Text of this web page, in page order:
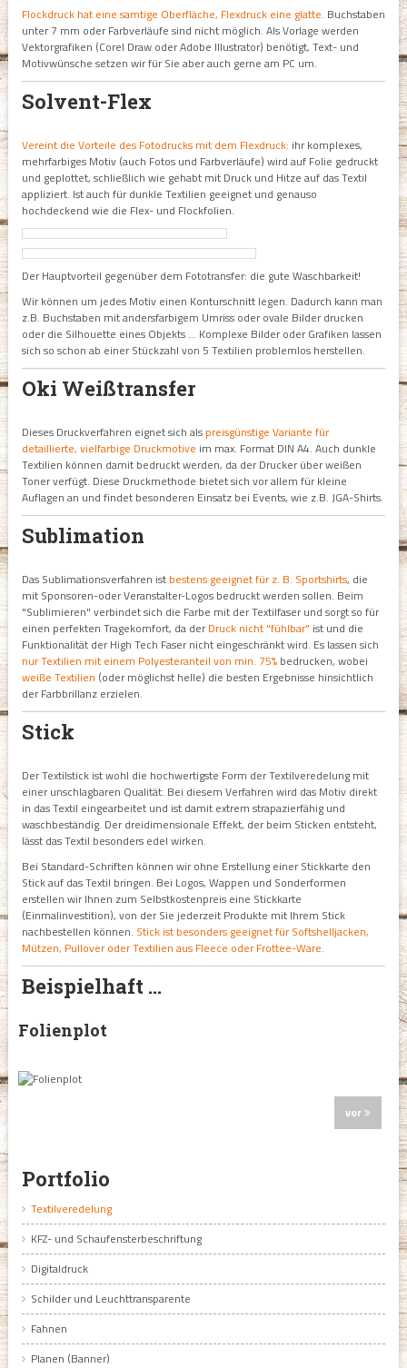
Flockdruck hat eine samtige Oberfläche, Flexdruck eine glatte. Buchstaben
unter 7 mm oder Farbverläufe sind nicht möglich. Als Vorlage werden
Vektorgrafiken (Corel Draw oder Adobe Illustrator) benötigt, Text- und
Motivwünsche setzen wir für Sie aber auch gerne am PC um.
Solvent-Flex
Vereint die Vorteile des Fotodrucks mit dem Flexdruck: ihr komplexes,
mehrfarbiges Motiv (auch Fotos und Farbverläufe) wird auf Folie gedruckt
und geplottet, schließlich wie gehabt mit Druck und Hitze auf das Textil
appliziert. Ist auch für dunkle Textilien geeignet und genauso
hochdeckend wie die Flex- und Flockfolien.
Der Hauptvorteil gegenüber dem Fototransfer: die gute Waschbarkeit!
Wir können um jedes Motiv einen Konturschnitt legen. Dadurch kann man
z.B. Buchstaben mit andersfarbigem Umriss oder ovale Bilder drucken
oder die Silhouette eines Objekts ... Komplexe Bilder oder Grafiken lassen
sich so schon ab einer Stückzahl von 5 Textilien problemlos herstellen.
Oki Weißtransfer
Dieses Druckverfahren eignet sich als preisgünstige Variante für
detaillierte, vielfarbige Druckmotive im max. Format DIN A4. Auch dunkle
Textilien können damit bedruckt werden, da der Drucker über weißen
Toner verfügt. Diese Druckmethode bietet sich vor allem für kleine
Auflagen an und findet besonderen Einsatz bei Events, wie z.B. JGA-Shirts.
Sublimation
Das Sublimationsverfahren ist bestens geeignet für z. B. Sportshirts, die
mit Sponsoren-oder Veranstalter-Logos bedruckt werden sollen. Beim
"Sublimieren" verbindet sich die Farbe mit der Textilfaser und sorgt so für
einen perfekten Tragekomfort, da der Druck nicht "fühlbar" ist und die
Funktionalität der High Tech Faser nicht eingeschränkt wird. Es lassen sich
nur Textilien mit einem Polyesteranteil von min. 75% bedrucken, wobei
weiße Textilien (oder möglichst helle) die besten Ergebnisse hinsichtlich
der Farbbrillanz erzielen.
Stick
Der Textilstick ist wohl die hochwertigste Form der Textilveredelung mit
einer unschlagbaren Qualität. Bei diesem Verfahren wird das Motiv direkt
in das Textil eingearbeitet und ist damit extrem strapazierfähig und
waschbeständig. Der dreidimensionale Effekt, der beim Sticken entsteht,
lässt das Textil besonders edel wirken.
Bei Standard-Schriften können wir ohne Erstellung einer Stickkarte den
Stick auf das Textil bringen. Bei Logos, Wappen und Sonderformen
erstellen wir Ihnen zum Selbstkostenpreis eine Stickkarte
(Einmalinvestition), von der Sie jederzeit Produkte mit Ihrem Stick
nachbestellen können. Stick ist besonders geeignet für Softshelljacken,
Mützen, Pullover oder Textilien aus Fleece oder Frottee-Ware.
Beispielhaft ...
Folienplot
vor
Portfolio
Textilveredelung
KFZ- und Schaufensterbeschriftung
Digitaldruck
Schilder und Leuchttransparente
Fahnen
Planen (Banner)